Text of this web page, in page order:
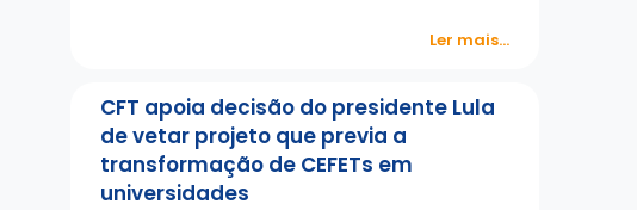
Ler mais...
CFT apoia decisão do presidente Lula
de vetar projeto que previa a
transformação de CEFETs em
universidades